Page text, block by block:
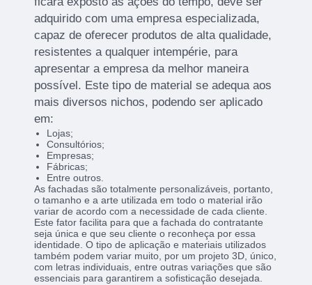
adquirido com uma empresa especializada,
capaz de oferecer produtos de alta qualidade,
resistentes a qualquer intempérie, para
apresentar a empresa da melhor maneira
possível. Este tipo de material se adequa aos
mais diversos nichos, podendo ser aplicado
em:
Lojas;
Consultórios;
Empresas;
Fábricas;
Entre outros.
As fachadas são totalmente personalizáveis, portanto,
o tamanho e a arte utilizada em todo o material irão
variar de acordo com a necessidade de cada cliente.
Este fator facilita para que a fachada do contratante
seja única e que seu cliente o reconheça por essa
identidade. O tipo de aplicação e materiais utilizados
também podem variar muito, por um projeto 3D, único,
com letras individuais, entre outras variações que são
essenciais para garantirem a sofisticação desejada.